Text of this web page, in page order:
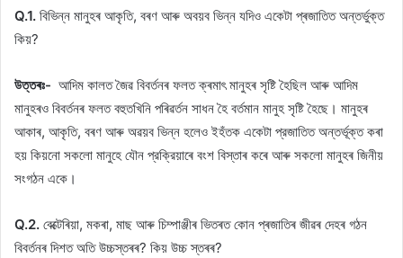
Q.1. বিভিন্ন মানুহৰ আকৃতি, বৰণ আৰু অবয়ব ভিন্ন যদিও একেটা প্ৰজাতিত অন্তৰ্ভুক্ত
কিয়?
উত্তৰঃ- আদিম কালত জৈৱ বিবর্তনৰ ফলত ক্ৰমাৎ মানুহৰ সৃষ্টি হৈছিল আৰু আদিম
মানুহৰও বিবর্তনৰ ফলত বহুতখিনি পৰিৱর্তন সাধন হৈ বৰ্তমান মানুহ সৃষ্টি হৈছে। মানুহৰ
আকাৰ, আকৃতি, বৰণ আৰু অৱয়ব ভিন্ন হলেও ইহঁতক একেটা প্রজাতিত অন্তর্ভূক্ত কৰা
হয় কিয়নাে সকলাে মানুহে যৌন প্রক্রিয়াৰে বংশ বিস্তাৰ কৰে আৰু সকলাে মানুহৰ জিনীয়
সংগঠন একে।
Q.2. বেক্টেৰিয়া, মকৰা, মাছ আৰু চিম্পাঞ্জীৰ ভিতৰত কোন প্ৰজাতিৰ জীৱৰ দেহৰ গঠন
বিবৰ্তনৰ দিশত অতি উচ্চস্তৰৰ? কিয় উচ্চ স্তৰৰ?